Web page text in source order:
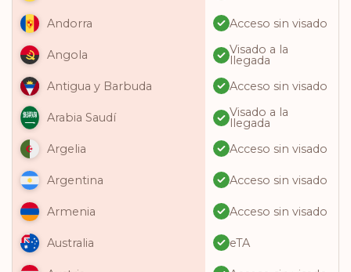
Andorra Acceso sin visado
Angola Visado a la
llegada
Antigua y Barbuda
Acceso sin visado
Arabia Saudí Visado a la
llegada
Argelia
Acceso sin visado
Argentina Acceso sin visado
Armenia Acceso sin visado
Australia eTA